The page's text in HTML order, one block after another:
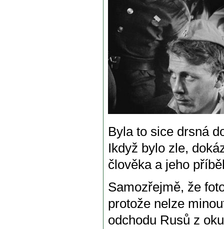
Byla to sice drsná
Ikdyž bylo zle,
člověka a jeho
Samozřejmě, že
protože nelze
odchodu Rusů z